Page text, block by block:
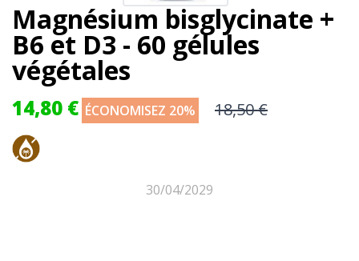
Magnésium bisglycinate +
B6 et D3 - 60 gélules
végétales
14,80 € ÉCONOMISEZ 20% 18,50 €
30/04/2029